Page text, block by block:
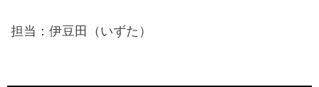
担当：伊豆田（いずた）